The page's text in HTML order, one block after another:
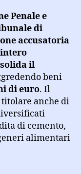
Penale e
di
accusatoria
il
beni
di euro. Il
titolare anche di
di cemento,
alimentari